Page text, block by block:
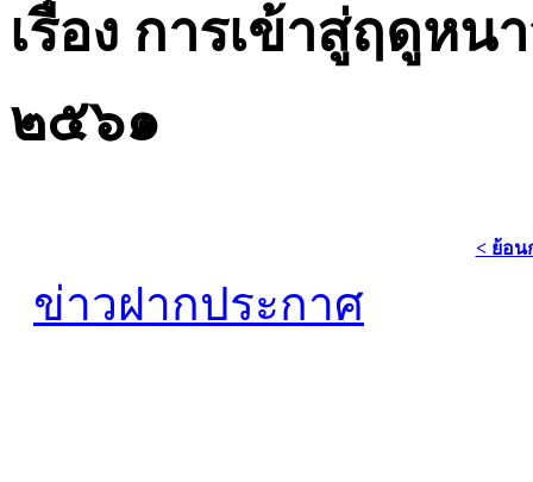
เรื่อง การเข้าสู่ฤดูหน
๒๕๖๑
< ย้อน
ข่าวฝากประกาศ